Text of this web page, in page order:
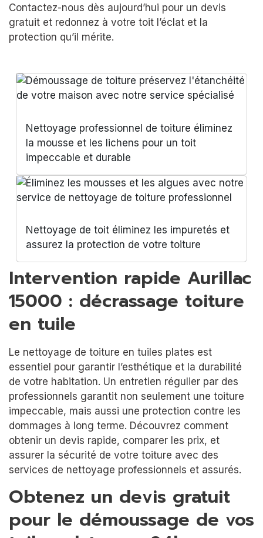
Contactez-nous dès aujourd’hui pour un devis
gratuit et redonnez à votre toit l’éclat et la
protection qu’il mérite.
Nettoyage professionnel de toiture éliminez
la mousse et les lichens pour un toit
impeccable et durable
Nettoyage de toit éliminez les impuretés et
assurez la protection de votre toiture
Intervention rapide Aurillac
15000 : décrassage toiture
en tuile
Le nettoyage de toiture en tuiles plates est
essentiel pour garantir l’esthétique et la durabilité
de votre habitation. Un entretien régulier par des
professionnels garantit non seulement une toiture
impeccable, mais aussi une protection contre les
dommages à long terme. Découvrez comment
obtenir un devis rapide, comparer les prix, et
assurer la sécurité de votre toiture avec des
services de nettoyage professionnels et assurés.
Obtenez un devis gratuit
pour le démoussage de vos